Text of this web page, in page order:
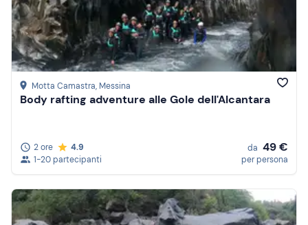
Motta Camastra, Messina
Body rafting adventure alle Gole dell'Alcantara
2 ore
4.9
1-20 partecipanti
da 49 €
per persona